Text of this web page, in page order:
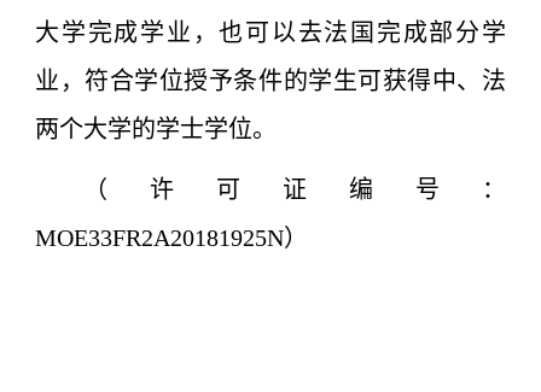
大学完成学业，也可以去法国完成部分学
业，符合学位授予条件的学生可获得中、法
两个大学的学士学位。
（许可证编号：
MOE33FR2A20181925N）